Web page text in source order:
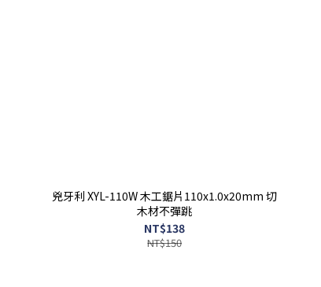
兇牙利 XYL-110W 木工鋸片110x1.0x20mm 切
木材不彈跳
NT$138
NT$150